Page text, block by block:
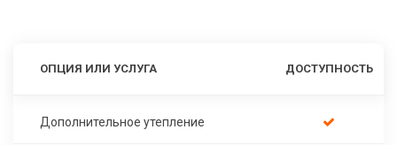
ОПЦИЯ ИЛИ УСЛУГА ДОСТУПНОСТЬ
Дополнительное утепление